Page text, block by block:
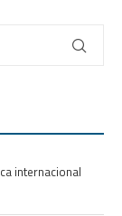
internacional